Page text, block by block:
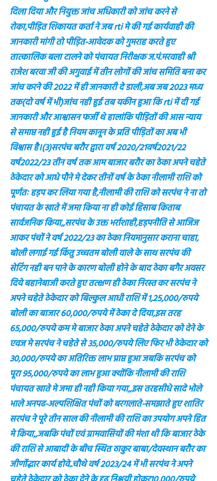
दिला दिया और नियुक्त जांच अधिकारी को जांच करने से
रोका,पीड़ित शिकायत कर्ता ने जब rti मे की गई कार्यवाही की
जानकारी मांगी तो पीड़ित-आवेदक को गुमराह करते हुए
तात्कालिक बला टालने को पंचायत निरीक्षक ज.पं.मरवाही श्री
राजेश बरवा जी की अगुवाई में तीन लोगों की जांच समिति बना कर
जांच करने की 2022 में ही जानकारी दे डाली,अब जब 2023 मध्य
तक(दो वर्ष में भी)जांच नही हुई तब यकीन हुआ कि rti में दी गई
जानकारी और आश्वासन फर्जी थे हालांकि पीड़ितों की आस न्याय
से समाप्त नही हुई है नियम कानून के प्रति पीड़ितों का अब भी
विश्वास है।(3)सरपंच बरौर द्वारा वर्ष 2020/21वर्ष2021/22
वर्ष2022/23 तीन वर्ष तक आम बाजार बरौर का ठेका अपने चहेते
ठेकेदार को आधे पौने मे देकर तीनों वर्ष के ठेका नीलामी राशि को
पूर्णतः हड़प कर लिया गया है,नीलामी की राशि को सरपंच ने ना तो
पंचायत के खाते में जमा किया ना ही कोई हिसाब किताब
सार्वजनिक किया,,सरपंच के उक्त भर्राशाही,हड़पनीति से आजिज
आकर पंचों ने वर्ष 2022/23 का ठेका नियमानुसार कराना चाहा,
बोली लगाई गई किंतु उच्चतम बोली वाले के साथ सरपंच की
सेटिंग नही बन पाने के कारण बोली होने के बाद ठेका बगैर अवसर
दिये बहानेबाजी करते हुए तत्क्षण ही ठेका निरस्त कर सरपंच ने
अपने चहेते ठेकेदार को बिल्कुल आधी राशि में 1,25,000/रुपये
बोली का बाजार 60,000/रुपये में ठेका दे दिया,इस तरह
65,000/रुपये कम मे बाजार ठेका अपने चहेते ठेकेदार को देने के
एवज मे सरपंच ने चहेते से 35,000/रुपये लिए फिर भी ठेकेदार को
30,000/रुपये का अतिरिक्त लाभ प्राप्त हुआ जबकि सरपंच को
पूरा 95,000/रुपये का लाभ हुआ क्योंकि नीलामी की राशि
पंचायत खाते मे जमा ही नही किया गया,,इस तरहसीधे सादे भोले
भाले अनपढ-अल्पशिक्षित पंचों को बरगलाते-समझाते हुए शातिर
सरपंच ने पूरे तीन साल की नीलामी की राशि का उपयोग अपने हित
मे किया,,जबकि पंचों एवं ग्रामवासियों की मंशा थी कि बाजार ठेके
की राशि से आबादी के बीच स्थित ठाकुर बाबा/देवस्थान बरौर का
जीर्णोद्धार कार्य होवे..चौथे वर्ष 2023/24 में भी सरपंच ने अपने